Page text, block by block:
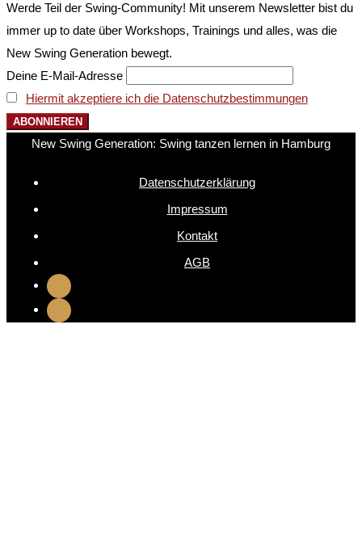
Werde Teil der Swing-Community! Mit unserem Newsletter bist du
immer up to date über Workshops, Trainings und alles, was die
New Swing Generation bewegt.
Deine E-Mail-Adresse
Hiermit akzeptiere ich die Datenschutzbestimmungen
New Swing Generation: Swing tanzen lernen in Hamburg
Datenschutzerklärung
Impressum
Kontakt
AGB